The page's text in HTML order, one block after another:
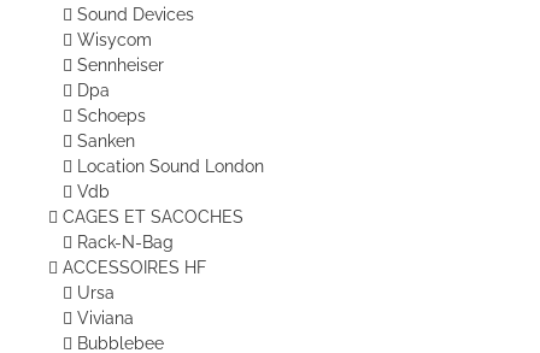
Sound Devices
Wisycom
Sennheiser
Dpa
Schoeps
Sanken
Location Sound London
Vdb
CAGES ET SACOCHES
Rack-N-Bag
ACCESSOIRES HF
Ursa
Viviana
Bubblebee